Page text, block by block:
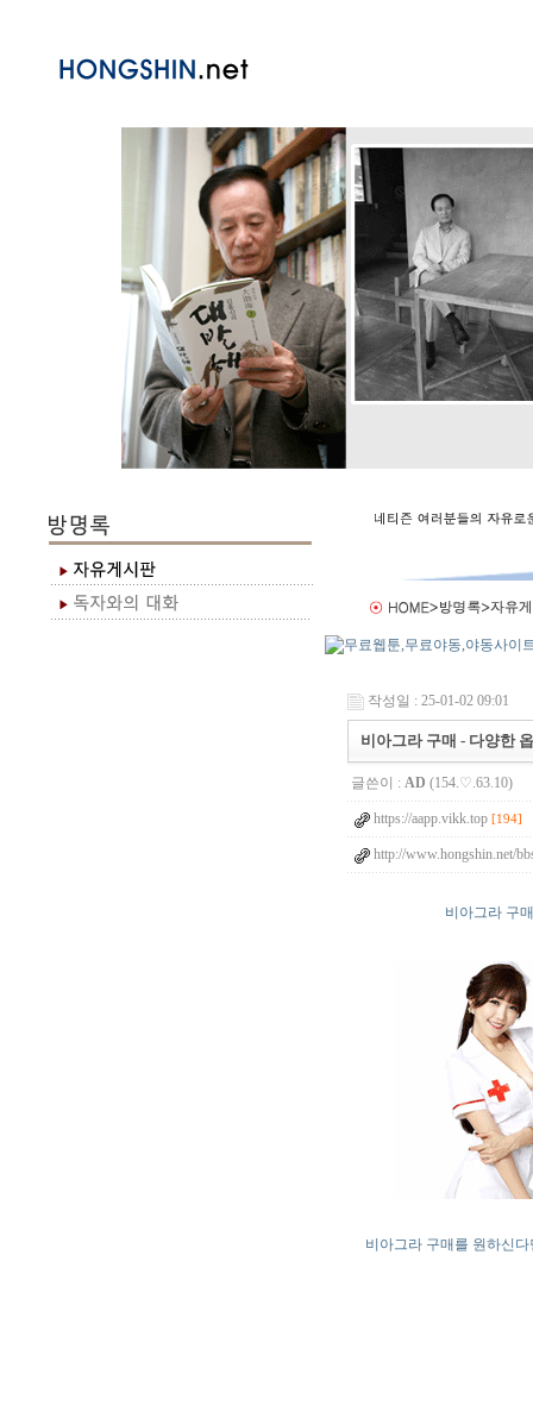
작성일 : 25-01-02 09:01
비아그라 구매 - 다양한
글쓴이 : AD (154.♡.63.10)
https://aapp.vikk.top [194]
http://www.hongshin.net/
비아그라 구
비아그라 구매를 원하신